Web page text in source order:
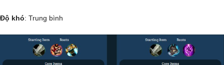
Độ khó: Trung bình